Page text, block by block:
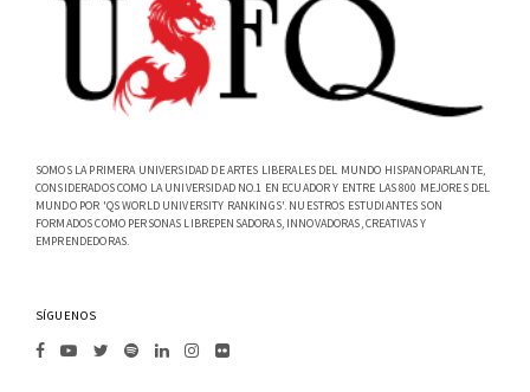
SOMOS LA PRIMERA UNIVERSIDAD DE ARTES LIBERALES DEL MUNDO HISPANOPARLANTE,
CONSIDERADOS COMO LA UNIVERSIDAD NO.1 EN ECUADOR Y ENTRE LAS 800 MEJORES DEL
MUNDO POR 'QS WORLD UNIVERSITY RANKINGS'. NUESTROS ESTUDIANTES SON
FORMADOS COMO PERSONAS LIBREPENSADORAS, INNOVADORAS, CREATIVAS Y
EMPRENDEDORAS.
SÍGUENOS